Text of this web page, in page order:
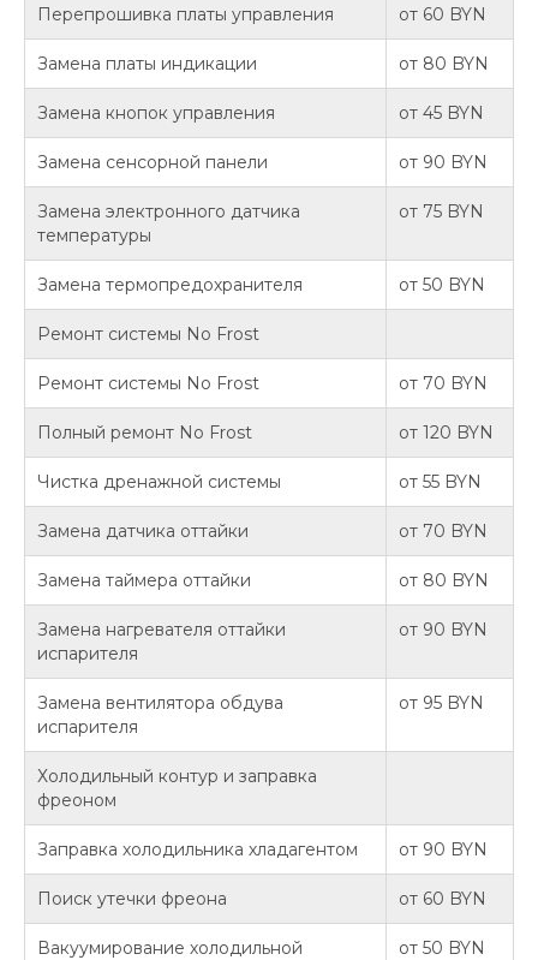
Перепрошивка платы управления от 60 BYN
Замена платы индикации от 80 BYN
Замена кнопок управления от 45 BYN
Замена сенсорной панели от 90 BYN
Замена электронного датчика
температуры
от 75 BYN
Замена термопредохранителя от 50 BYN
Ремонт системы No Frost
Ремонт системы No Frost от 70 BYN
Полный ремонт No Frost от 120 BYN
Чистка дренажной системы от 55 BYN
Замена датчика оттайки от 70 BYN
Замена таймера оттайки от 80 BYN
Замена нагревателя оттайки
испарителя
от 90 BYN
Замена вентилятора обдува
испарителя
от 95 BYN
Холодильный контур и заправка
фреоном
Заправка холодильника хладагентом от 90 BYN
Поиск утечки фреона от 60 BYN
Вакуумирование холодильной
от 50 BYN